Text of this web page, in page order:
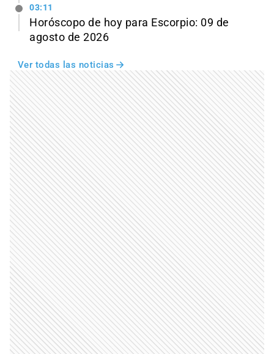
03:11
Horóscopo de hoy para Escorpio: 09 de
agosto de 2026
Ver todas las noticias